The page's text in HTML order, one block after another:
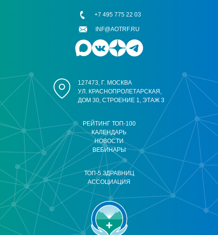
РЕЙТИНГ ТОП-100
КАЛЕНДАРЬ
НОВОСТИ
ВЕБИНАРЫ
ТОП-5 ЗДРАВНИЦ
АССОЦИАЦИЯ
127473, Г. МОСКВА
УЛ. КРАСНОПРОЛЕТАРСКАЯ,
ДОМ 30, СТРОЕНИЕ 1, ЭТАЖ 3
+7 495 775 22 03
INF@AOTRF.RU